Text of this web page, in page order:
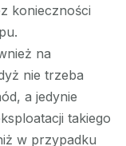
konieczności
na
nie trzeba
a jedynie
takiego
w przypadku